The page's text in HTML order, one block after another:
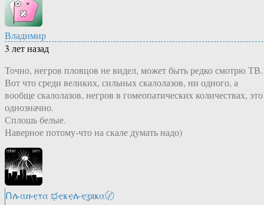
Владимир
3 лет назад
Точно, негров пловцов не видел, может быть редко смотрю ТВ.
Вот что среди великих, сильных скалолазов, ни одного, а
вообще скалолазов, негров в гомеопатических количествах, это
однозначно.
Сплошь белые.
Наверное потому-что на скале думать надо)
Ոሉαዙҿτα ಭҿҝҿሉҿʓяҝα〄